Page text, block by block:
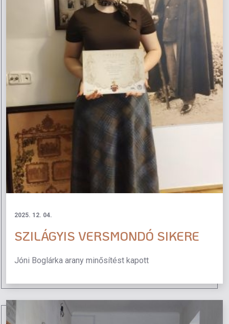
2025. 12. 04.
SZILÁGYIS VERSMONDÓ SIKERE
Jóni Boglárka arany minősítést kapott